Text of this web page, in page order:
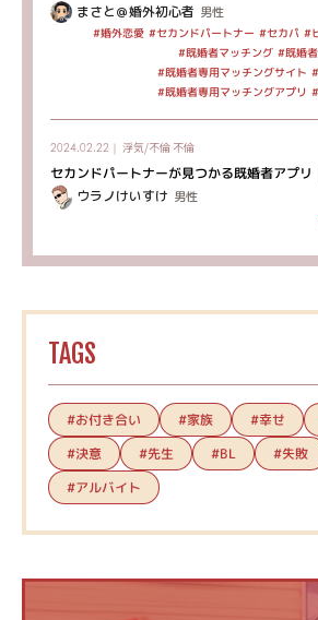
まさと＠婚外初心者 男性
#婚外恋愛 #セカンドパートナー #セカパ #
#既婚者マッチング #既婚
#既婚者専用マッチングサイト
#既婚者専用マッチングアプリ
2024.02.22｜ 浮気/不倫 不倫
セカンドパートナーが見つかる既婚者アプリ
ウラノけいすけ 男性
TAGS
#お付き合い #家族 #幸せ
#決意
#先生 #BL #失敗
#アルバイト